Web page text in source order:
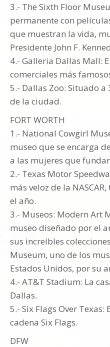
3.- The Sixth Floor
permanente con
que muestran la vida,
Presidente John F.
4.- Galleria Dallas Mall:
comerciales más
5.- Dallas Zoo: Situado
de la ciudad.
FORT WORTH
1.- National Cowgirl
museo que se encarga
a las mujeres que
2.- Texas Motor
más veloz de la
el año.
3.- Museos: Modern Art
museo diseñado por el
sus increíbles
Museum, uno de los
Estados Unidos, por su
4.- AT&T Stadium: La
Dallas.
5.- Six Flags Over
cadena Six Flags.
DFW